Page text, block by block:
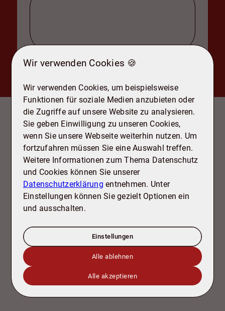
Ausstattung
- Einbauküche (ohne Kühlschrank)
- 2006 modernisiert
- Tageslichtbad mit großer Dusche
- Einbauschränke im Flur
- Garage
Grundrisse
Wir verwenden Cookies 🍪
Wir verwenden Cookies, um beispielsweise
Funktionen für soziale Medien anzubieten oder
die Zugriffe auf unsere Website zu analysieren.
Sie geben Einwilligung zu unseren Cookies,
wenn Sie unsere Webseite weiterhin nutzen. Um
fortzufahren müssen Sie eine Auswahl treffen.
Weitere Informationen zum Thema Datenschutz
und Cookies können Sie unserer
Datenschutzerklärung entnehmen. Unter
Einstellungen können Sie gezielt Optionen ein
und ausschalten.
Einstellungen
Alle ablehnen
Alle akzeptieren